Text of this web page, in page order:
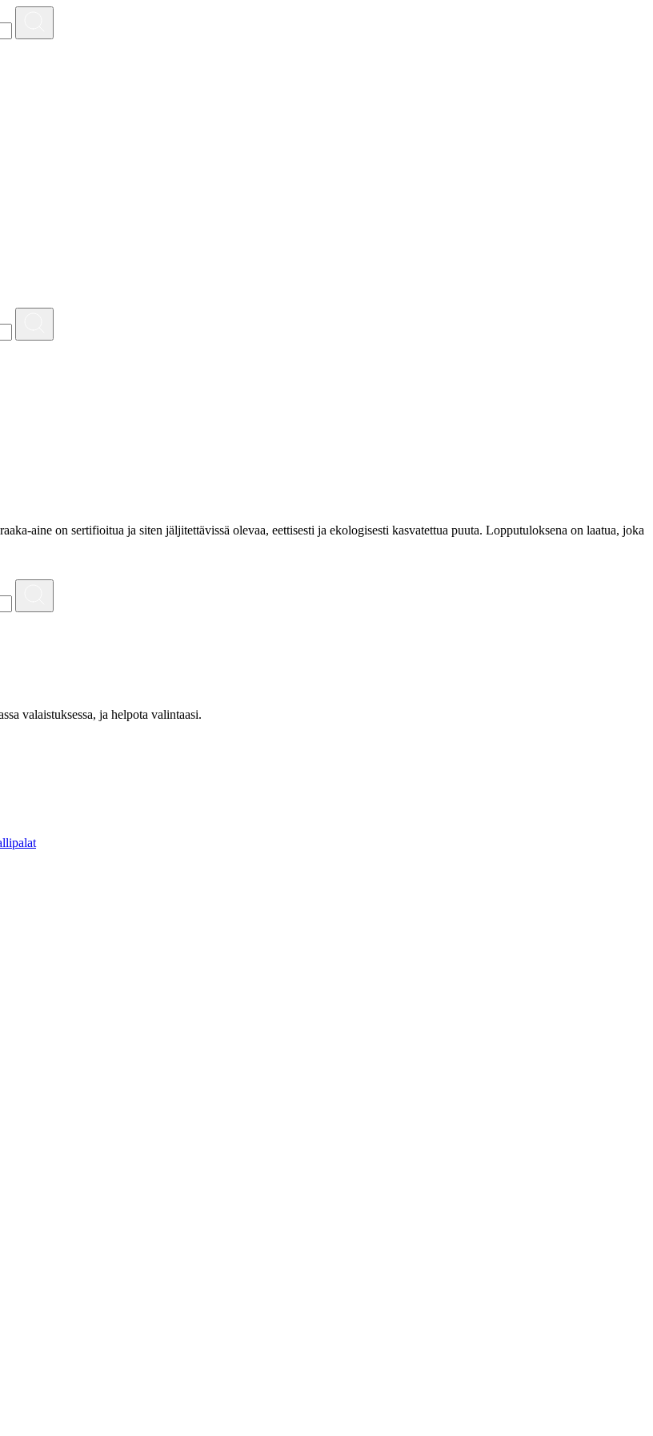
aine on sertifioitua ja siten jäljitettävissä olevaa, eettisesti ja ekologisesti kasvatettua puuta. Lopputuloksena on laatua, joka
valaistuksessa, ja helpota valintaasi.